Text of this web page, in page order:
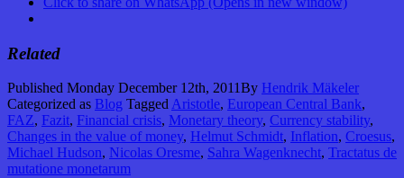
Related
Published Monday December 12th, 2011By Hendrik Mäkeler
Categorized as Blog Tagged Aristotle, European Central Bank,
FAZ, Fazit, Financial crisis, Monetary theory, Currency stability,
Changes in the value of money, Helmut Schmidt, Inflation, Croesus,
Michael Hudson, Nicolas Oresme, Sahra Wagenknecht, Tractatus de
mutatione monetarum